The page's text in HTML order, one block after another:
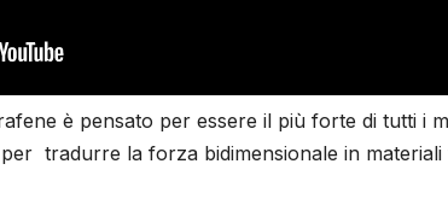
è pensato per essere il più forte di tutti i
tradurre la forza bidimensionale in materiali